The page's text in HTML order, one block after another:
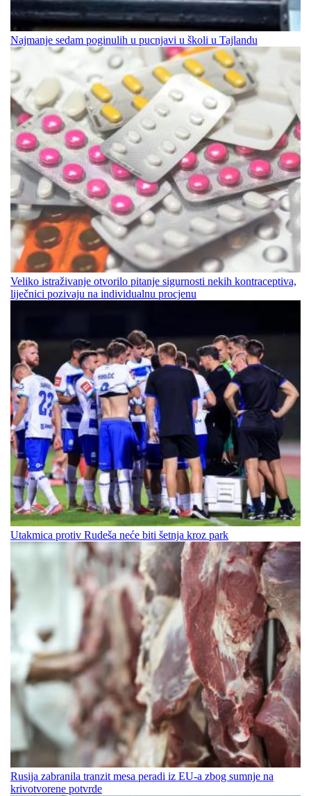
Najmanje sedam poginulih u pucnjavi u školi u Tajlandu
Veliko istraživanje otvorilo pitanje sigurnosti nekih kontraceptiva,
liječnici pozivaju na individualnu procjenu
Utakmica protiv Rudeša neće biti šetnja kroz park
Rusija zabranila tranzit mesa peradi iz EU-a zbog sumnje na
krivotvorene potvrde